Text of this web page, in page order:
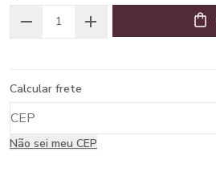
Calcular frete
Não sei meu CEP